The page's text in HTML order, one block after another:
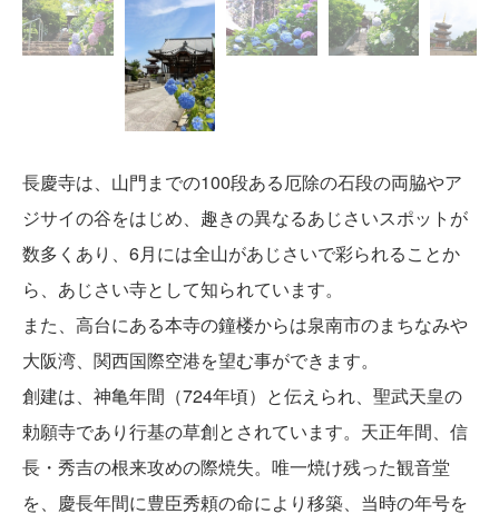
長慶寺は、山門までの100段ある厄除の石段の両脇やア
ジサイの谷をはじめ、趣きの異なるあじさいスポットが
数多くあり、6月には全山があじさいで彩られることか
ら、あじさい寺として知られています。
また、高台にある本寺の鐘楼からは泉南市のまちなみや
大阪湾、関西国際空港を望む事ができます。
創建は、神亀年間（724年頃）と伝えられ、聖武天皇の
勅願寺であり行基の草創とされています。天正年間、信
長・秀吉の根来攻めの際焼失。唯一焼け残った観音堂
を、慶長年間に豊臣秀頼の命により移築、当時の年号を